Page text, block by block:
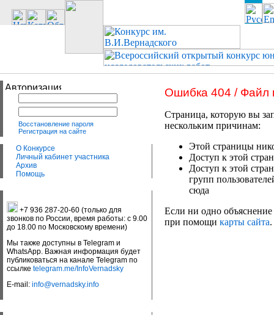
Восстановление пароля
Регистрация на сайте
О Конкурсе
Личный кабинет участника
Архив
Помощь
+7 936 287-20-60 (только для
звонков по России, время работы: с 9.00
до 18.00 по Московскому времени)
Мы также доступны в Telegram и
WhatsApp. Важная информация будет
публиковаться на канале Telegram по
ссылке telegram.me/InfoVernadsky
E-mail: info@vernadsky.info
Ошибка 404 / Файл
Страница, которую вы
нескольким причинам:
Этой страницы
Доступ к этой
Доступ к этой
групп
сюда
Если ни одно объяснение
при помощи карты сайта.